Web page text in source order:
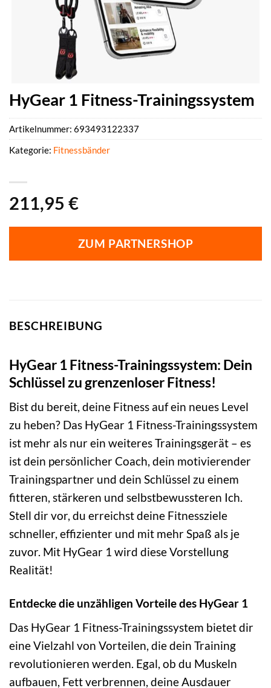
HyGear 1 Fitness-Trainingssystem
211,95 €
ZUM PARTNERSHOP
Artikelnummer: 693493122337
Kategorie: Fitnessbänder
BESCHREIBUNG
HyGear 1 Fitness-Trainingssystem: Dein
Schlüssel zu grenzenloser Fitness!
Bist du bereit, deine Fitness auf ein neues Level
zu heben? Das HyGear 1 Fitness-Trainingssystem
ist mehr als nur ein weiteres Trainingsgerät – es
ist dein persönlicher Coach, dein motivierender
Trainingspartner und dein Schlüssel zu einem
fitteren, stärkeren und selbstbewussteren Ich.
Stell dir vor, du erreichst deine Fitnessziele
schneller, effizienter und mit mehr Spaß als je
zuvor. Mit HyGear 1 wird diese Vorstellung
Realität!
Entdecke die unzähligen Vorteile des HyGear 1
Das HyGear 1 Fitness-Trainingssystem bietet dir
eine Vielzahl von Vorteilen, die dein Training
revolutionieren werden. Egal, ob du Muskeln
aufbauen, Fett verbrennen, deine Ausdauer